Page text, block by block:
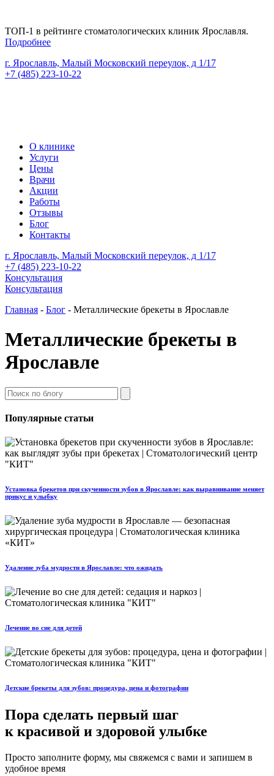
ТОП-1 в рейтинге стоматологических клиник Ярославля.
Подробнее
г. Ярославль, Малый Московский переулок, д 1/17
+7 (485) 223-10-22
О клинике
Услуги
Цены
Врачи
Акции
Работы
Отзывы
Блог
Контакты
г. Ярославль, Малый Московский переулок, д 1/17
+7 (485) 223-10-22
Консультация
Консультация
Главная - Блог - Металлические брекеты в Ярославле
Металлические брекеты в
Ярославле
Популярные статьи
Установка брекетов при скученности зубов в Ярославле: как выравнивание меняет
прикус и улыбку
Удаление зуба мудрости в Ярославле: что ожидать
Лечение во сне для детей
Детские брекеты для зубов: процедура, цена и фотографии
Пора сделать первый шаг
к красивой и здоровой улыбке
Просто заполните форму, мы свяжемся с вами и запишем в
удобное время